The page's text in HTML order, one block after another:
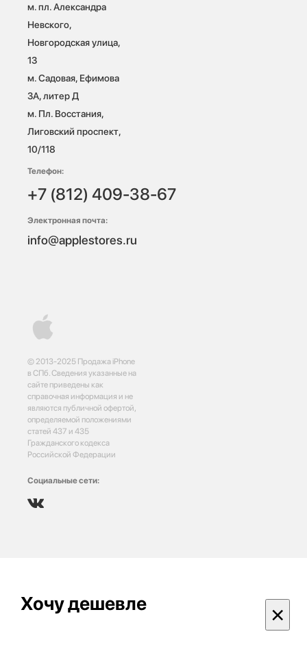
© 2013-2025 Продажа iPhone
в СПб. Сведения указанные на
сайте приведены как
справочная информация и не
являются публичной офертой,
определяемой положениями
статей 437 и 435
Гражданского кодекса
Российской Федерации
Социальные сети:
м. пл. Александра
Невского,
Новгородская улица,
13
м. Садовая, Ефимова
3А, литер Д
м. Пл. Восстания,
Лиговский проспект,
10/118
Телефон:
+7 (812) 409-38-67
Электронная почта:
info@applestores.ru
Хочу дешевле ×